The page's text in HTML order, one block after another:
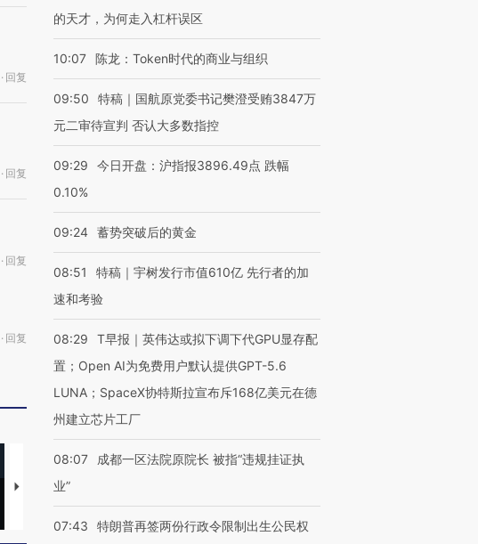
· 回复
· 回复
· 回复
· 回复
视线｜HYROX的吸金
术：是什么让中产们甘
心“花钱找虐”？
粒摇头丸 尿检体内含3种
毒品
度Z世代 用街头抗争将教
育部长拱下台
的天才，为何走入杠杆误区
10:07 陈龙：Token时代的商业与组织
09:50
特稿｜国航原党委书记樊澄受贿3847万
元二审待宣判 否认大多数指控
09:29
今日开盘：沪指报3896.49点 跌幅
0.10%
09:24 蓄势突破后的黄金
08:51
特稿｜宇树发行市值610亿 先行者的加
速和考验
08:29
T早报｜英伟达或拟下调下代GPU显存配
置；Open AI为免费用户默认提供GPT-5.6
LUNA；SpaceX协特斯拉宣布斥168亿美元在德
州建立芯片工厂
08:07
成都一区法院原院长 被指“违规挂证执
业”
07:43
特朗普再签两份行政令限制出生公民权